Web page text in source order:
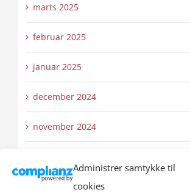
Administrer samtykke til
cookies
marts 2025
februar 2025
januar 2025
december 2024
november 2024
september 2024